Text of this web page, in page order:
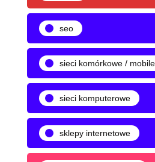
seo
sieci komórkowe / mobile
sieci komputerowe
sklepy internetowe